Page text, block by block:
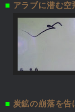
■ アラブに潜む
■ 炭鉱の崩落を